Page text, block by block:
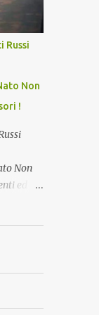
ma
NON
Russi
Non
!
Non
ed
"False